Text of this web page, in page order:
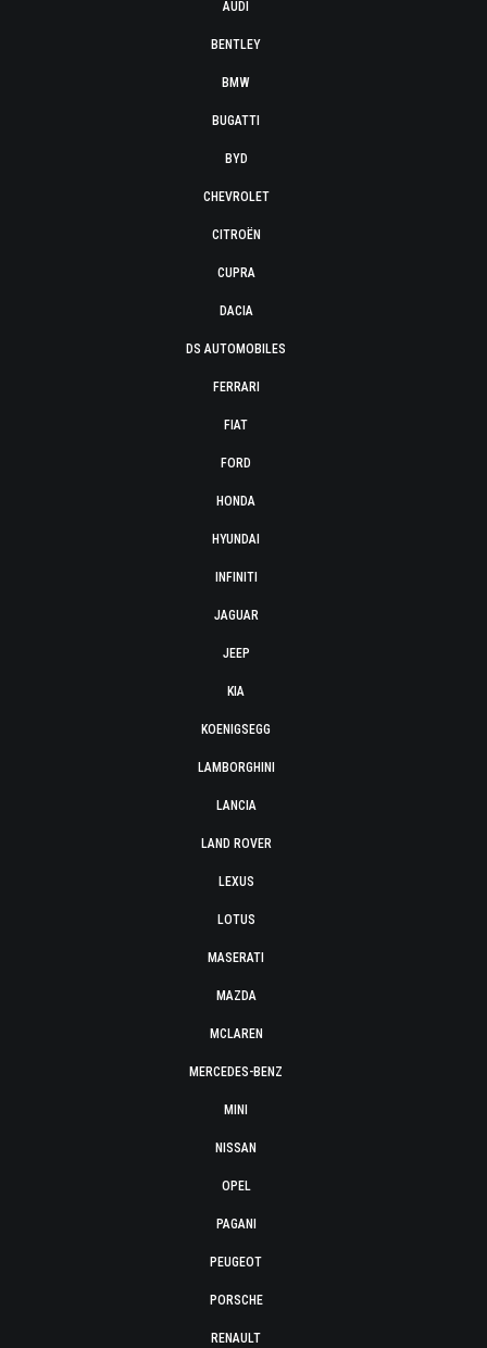
AUDI
BENTLEY
BMW
BUGATTI
BYD
CHEVROLET
CITROËN
CUPRA
DACIA
DS AUTOMOBILES
FERRARI
FIAT
FORD
HONDA
HYUNDAI
INFINITI
JAGUAR
JEEP
KIA
KOENIGSEGG
LAMBORGHINI
LANCIA
LAND ROVER
LEXUS
LOTUS
MASERATI
MAZDA
MCLAREN
MERCEDES-BENZ
MINI
NISSAN
OPEL
PAGANI
PEUGEOT
PORSCHE
RENAULT